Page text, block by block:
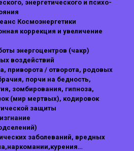
энергетического и психо-
Космоэнергетики
коррекция и увеличение
энергоцентров (чакр)
воздействий
приворота / отворота, родовых
порчи на бедность,
зомбирования, гипноза,
(мир мертвых), кодировок
защиты
заболеваний, вредных